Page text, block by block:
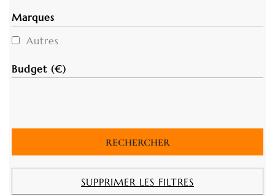
Marques
Autres
Budget (€)
SUPPRIMER LES FILTRES